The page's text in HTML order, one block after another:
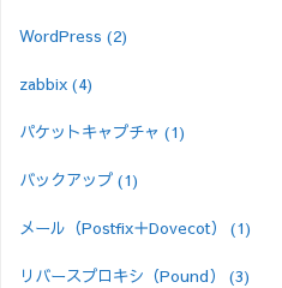
WordPress (2)
zabbix (4)
パケットキャプチャ (1)
バックアップ (1)
メール（Postfix＋Dovecot） (1)
リバースプロキシ（Pound） (3)